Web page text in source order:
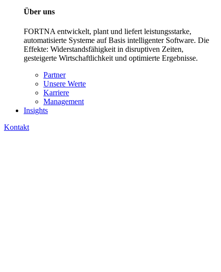
Über uns
FORTNA entwickelt, plant und liefert leistungsstarke,
automatisierte Systeme auf Basis intelligenter Software. Die
Effekte: Widerstandsfähigkeit in disruptiven Zeiten,
gesteigerte Wirtschaftlichkeit und optimierte Ergebnisse.
Partner
Unsere Werte
Karriere
Management
Insights
Kontakt